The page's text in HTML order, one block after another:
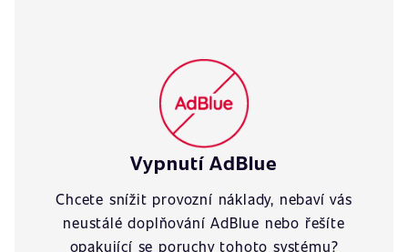
Vypnutí AdBlue
Chcete snížit provozní náklady, nebaví vás
neustálé doplňování AdBlue nebo řešíte
opakující se poruchy tohoto systému?